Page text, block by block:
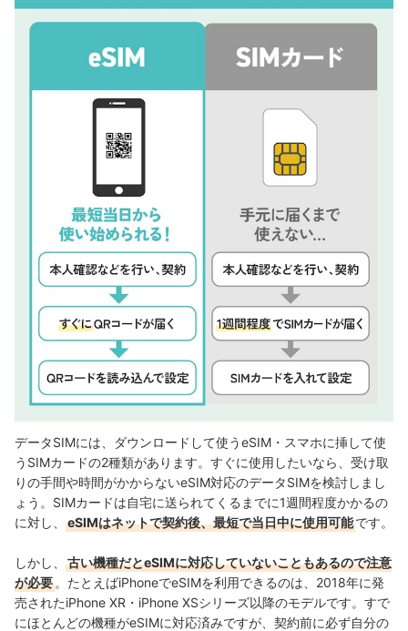
データSIMには、ダウンロードして使うeSIM・スマホに挿して使
うSIMカードの2種類があります。すぐに使用したいなら、受け取
りの手間や時間がかからないeSIM対応のデータSIMを検討しまし
ょう。 SIMカードは自宅に送られてくるまでに1週間程度かかるの
に対し、
eSIMはネットで契約後、最短で当日中に使用可能です。
しかし、
古い機種だとeSIMに対応していないこともあるので注意
が必要 。たとえばiPhoneでeSIMを利用できるのは、2018年に発
売されたiPhone XR・iPhone XSシリーズ以降のモデルです。すで
にほとんどの機種がeSIMに対応済みですが、契約前に必ず自分の